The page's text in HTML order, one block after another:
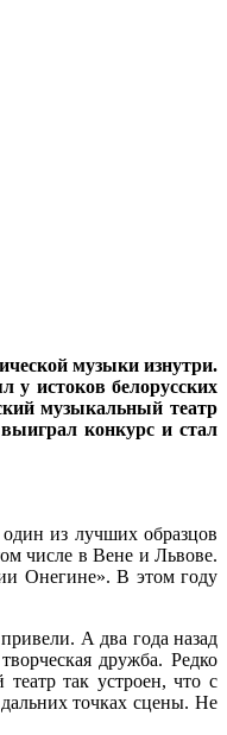
музыки изнутри.
истоков белорусских
музыкальный театр
конкурс и стал
из лучших образцов
числе в Вене и Львове.
Онегине». В этом году
А два года назад
дружба. Редко
так устроен, что с
точках сцены. Не